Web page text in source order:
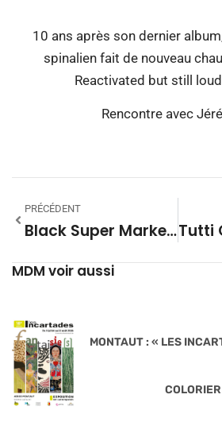
10 ans après son dernier
spinalien fait de nouveau
Reactivated but still
Rencontre avec
PRÉCÉDENT
Black Super Market #35 – Saison 28
MDM voir aussi
MONTAUT : « LES